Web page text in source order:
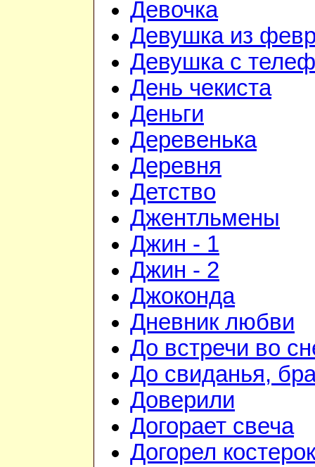
Девочка
Девушка из
Девушка с
День чекиста
Деньги
Деревенька
Деревня
Детство
Джентльмены
Джин - 1
Джин - 2
Джоконда
Дневник любви
До встречи во
До свиданья,
Доверили
Догорает свеча
Догорел костерок